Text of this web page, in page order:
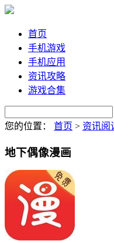
首页
手机游戏
手机应用
资讯攻略
游戏合集
您的位置： 首页 > 资讯阅
地下偶像漫画